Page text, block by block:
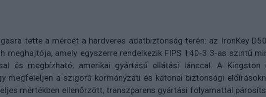
tette a mércét a hardveres adatbiztonság terén: az IronKey
meghajtója, amely egyszerre rendelkezik FIPS 140-3 3-as szintű
és megbízható, amerikai gyártású ellátási lánccal. A Kingston
megfeleljen a szigorú kormányzati és katonai biztonsági
mértékben ellenőrzött, transzparens gyártási folyamattal